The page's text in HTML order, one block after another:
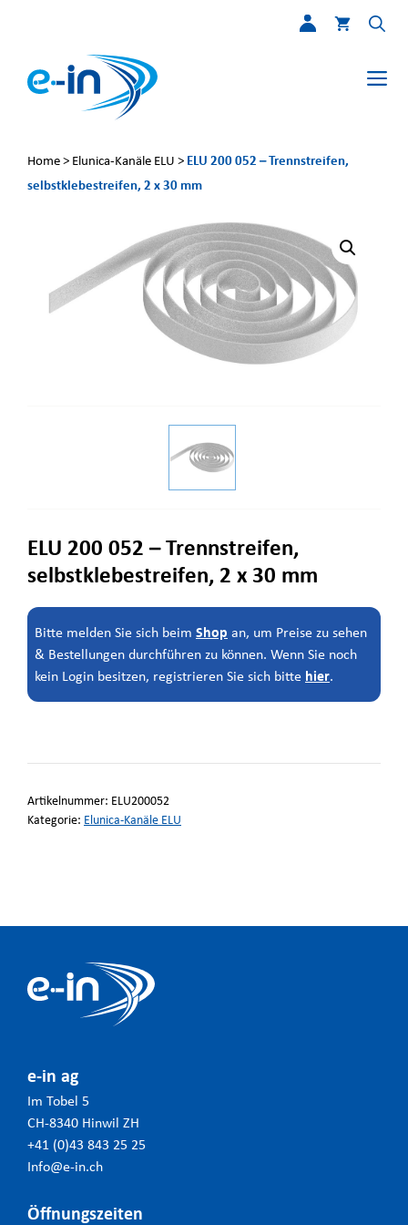
Home> Elunica-Kanäle ELU > ELU 200 052 – Trennstreifen,
selbstklebestreifen, 2 x 30 mm
ELU 200 052 – Trennstreifen,
selbstklebestreifen, 2 x 30 mm
Bitte melden Sie sich beim Shop an, um Preise zu sehen
& Bestellungen durchführen zu können. Wenn Sie noch
kein Login besitzen, registrieren Sie sich bitte hier.
Artikelnummer: ELU200052
Kategorie: Elunica-Kanäle ELU
e-in ag
Im Tobel 5
CH-8340 Hinwil ZH
+41 (0)43 843 25 25
Info@e-in.ch
Öffnungszeiten